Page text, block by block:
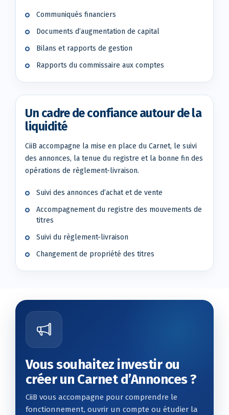
Communiqués financiers
Documents d’augmentation de capital
Bilans et rapports de gestion
Rapports du commissaire aux comptes
Un cadre de confiance autour de la
liquidité
CiiB accompagne la mise en place du Carnet, le suivi
des annonces, la tenue du registre et la bonne fin des
opérations de règlement-livraison.
Suivi des annonces d’achat et de vente
Accompagnement du registre des mouvements de
titres
Suivi du règlement-livraison
Changement de propriété des titres
Vous souhaitez investir ou
créer un Carnet d’Annonces ?
CiiB vous accompagne pour comprendre le
fonctionnement, ouvrir un compte ou étudier la